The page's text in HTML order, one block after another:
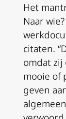
Het
Naar
citaten.
omdat
mooie of
geven